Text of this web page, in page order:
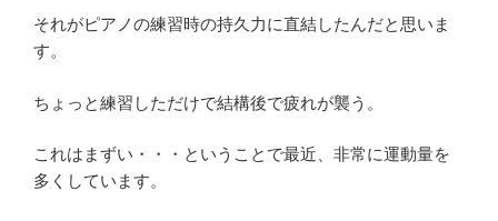
それがピアノの練習時の持久力に直結したんだと思いま
す。
ちょっと練習しただけで結構後で疲れが襲う。
これはまずい・・・ということで最近、非常に運動量を
多くしています。